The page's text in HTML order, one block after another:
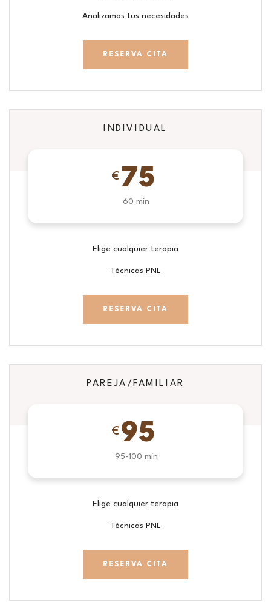
Analizamos tus necesidades
RESERVA CITA
INDIVIDUAL
€ 75
60 min
Elige cualquier terapia
Técnicas PNL
RESERVA CITA
PAREJA/FAMILIAR
€ 95
95-100 min
Elige cualquier terapia
Técnicas PNL
RESERVA CITA